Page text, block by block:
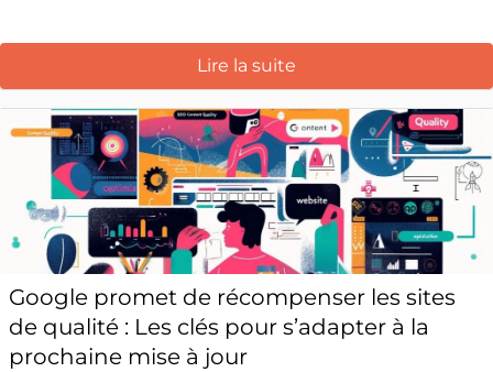
Lire la suite
Google promet de récompenser les sites
de qualité : Les clés pour s’adapter à la
prochaine mise à jour